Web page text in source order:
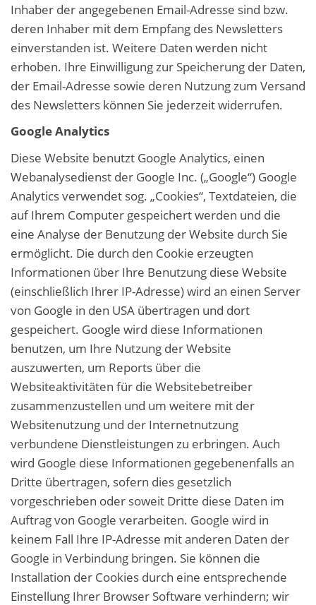
Inhaber der angegebenen Email-Adresse sind bzw.
deren Inhaber mit dem Empfang des Newsletters
einverstanden ist. Weitere Daten werden nicht
erhoben. Ihre Einwilligung zur Speicherung der Daten,
der Email-Adresse sowie deren Nutzung zum Versand
des Newsletters können Sie jederzeit widerrufen.
Google Analytics
Diese Website benutzt Google Analytics, einen
Webanalysedienst der Google Inc. („Google“) Google
Analytics verwendet sog. „Cookies“, Textdateien, die
auf Ihrem Computer gespeichert werden und die
eine Analyse der Benutzung der Website durch Sie
ermöglicht. Die durch den Cookie erzeugten
Informationen über Ihre Benutzung diese Website
(einschließlich Ihrer IP-Adresse) wird an einen Server
von Google in den USA übertragen und dort
gespeichert. Google wird diese Informationen
benutzen, um Ihre Nutzung der Website
auszuwerten, um Reports über die
Websiteaktivitäten für die Websitebetreiber
zusammenzustellen und um weitere mit der
Websitenutzung und der Internetnutzung
verbundene Dienstleistungen zu erbringen. Auch
wird Google diese Informationen gegebenenfalls an
Dritte übertragen, sofern dies gesetzlich
vorgeschrieben oder soweit Dritte diese Daten im
Auftrag von Google verarbeiten. Google wird in
keinem Fall Ihre IP-Adresse mit anderen Daten der
Google in Verbindung bringen. Sie können die
Installation der Cookies durch eine entsprechende
Einstellung Ihrer Browser Software verhindern; wir